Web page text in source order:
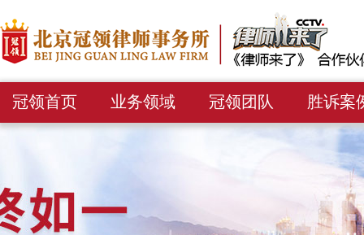
冠领首页 业务领域 冠领团队 胜诉案